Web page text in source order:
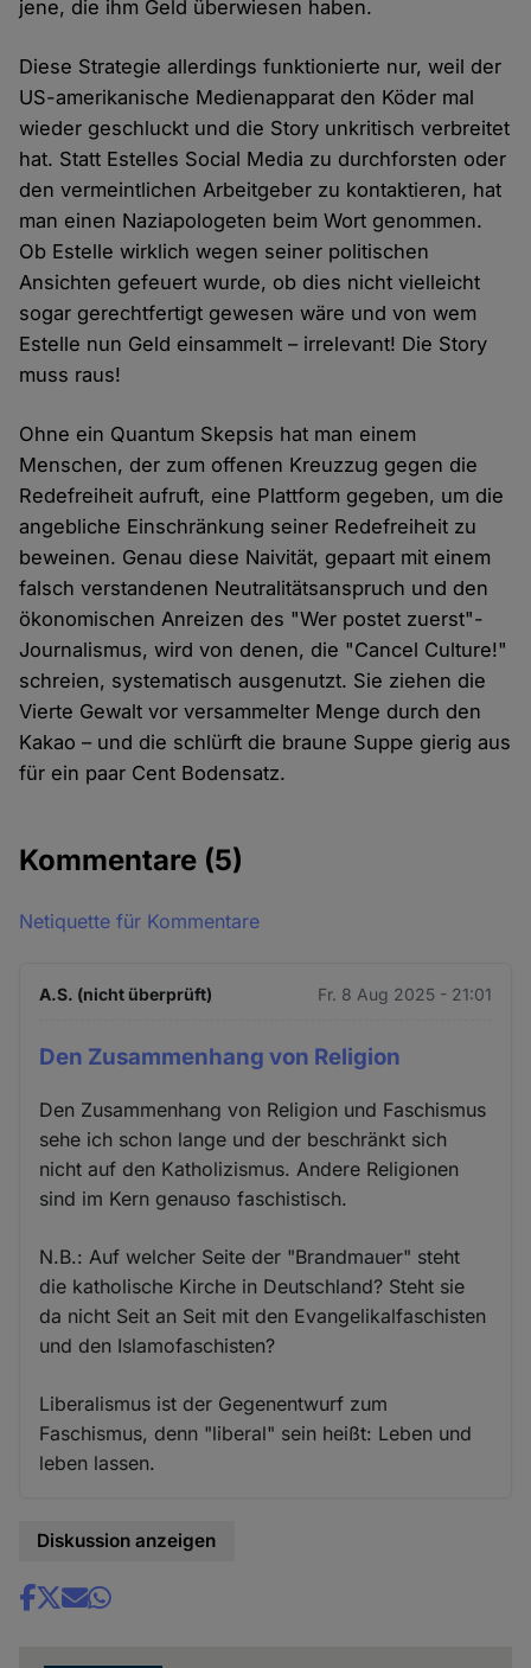
jene, die ihm Geld überwiesen haben.
Diese Strategie allerdings funktionierte nur, weil der
US-amerikanische Medienapparat den Köder mal
wieder geschluckt und die Story unkritisch verbreitet
hat. Statt Estelles Social Media zu durchforsten oder
den vermeintlichen Arbeitgeber zu kontaktieren, hat
man einen Naziapologeten beim Wort genommen.
Ob Estelle wirklich wegen seiner politischen
Ansichten gefeuert wurde, ob dies nicht vielleicht
sogar gerechtfertigt gewesen wäre und von wem
Estelle nun Geld einsammelt – irrelevant! Die Story
muss raus!
Ohne ein Quantum Skepsis hat man einem
Menschen, der zum offenen Kreuzzug gegen die
Redefreiheit aufruft, eine Plattform gegeben, um die
angebliche Einschränkung seiner Redefreiheit zu
beweinen. Genau diese Naivität, gepaart mit einem
falsch verstandenen Neutralitätsanspruch und den
ökonomischen Anreizen des "Wer postet zuerst"-
Journalismus, wird von denen, die "Cancel Culture!"
schreien, systematisch ausgenutzt. Sie ziehen die
Vierte Gewalt vor versammelter Menge durch den
Kakao – und die schlürft die braune Suppe gierig aus
für ein paar Cent Bodensatz.
Kommentare (5)
Netiquette für Kommentare
A.S. (nicht überprüft) Fr. 8 Aug 2025 - 21:01
Den Zusammenhang von Religion
Den Zusammenhang von Religion und Faschismus
sehe ich schon lange und der beschränkt sich
nicht auf den Katholizismus. Andere Religionen
sind im Kern genauso faschistisch.
N.B.: Auf welcher Seite der "Brandmauer" steht
die katholische Kirche in Deutschland? Steht sie
da nicht Seit an Seit mit den Evangelikalfaschisten
und den Islamofaschisten?
Liberalismus ist der Gegenentwurf zum
Faschismus, denn "liberal" sein heißt: Leben und
leben lassen.
Diskussion anzeigen
Share